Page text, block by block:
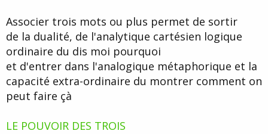
Associer trois mots ou plus permet de sortir
de la dualité, de l'analytique cartésien logique
ordinaire du dis moi pourquoi
et d'entrer dans l'analogique métaphorique et la
capacité extra-ordinaire du montrer comment on
peut faire çà
LE POUVOIR DES TROIS